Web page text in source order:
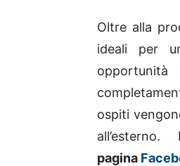
Oltre alla
ideali per
ospiti
pagina